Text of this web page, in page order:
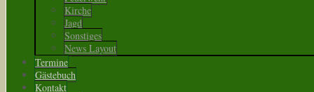
Kirche
Jagd
Sonstiges
News Layout
Termine
Gästebuch
Kontakt